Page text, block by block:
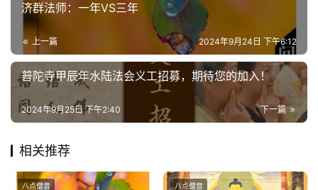
佛
教
人
物
寺
巡
礼
注册
济群法师：一年VS三年
上一篇 2024年9月24日 下午6:12
普陀寺甲辰年水陆法会义工招募，期待您的加入！
下一篇
2024年9月25日 下午2:40
相关推荐
八点僧音 八点僧音